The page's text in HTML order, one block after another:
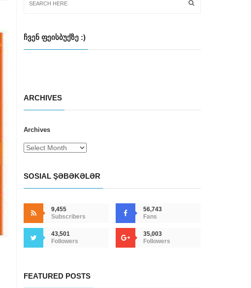
ᲩᲕᲔᲜ ᲤᲔᲘᲡᲑᲣᲥᲖᲔ :)
ARCHIVES
Archives
SOSIAL ŞƏBƏKƏLƏR
9,455
Subscribers
56,743
Fans
43,501
Followers
35,003
Followers
FEATURED POSTS